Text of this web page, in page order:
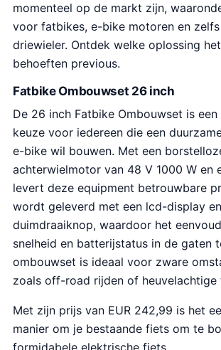
momenteel op de markt zijn,
voor fatbikes, e-bike motoren en
driewieler. Ontdek welke oplossing
behoeften previous.
Fatbike Ombouwset 26 inch
De 26 inch Fatbike Ombouwset is
keuze voor iedereen die een
e-bike wil bouwen. Met een
achterwielmotor van 48 V 1000 W en
levert deze equipment betrouwbare
wordt geleverd met een lcd-display en
duimdraaiknop, waardoor het
snelheid en batterijstatus in de gaten
ombouwset is ideaal voor zware
zoals off-road rijden of heuvelachtige
Met zijn prijs van EUR 242,99 is het
manier om je bestaande fiets om te
formidabele elektrische fiets.